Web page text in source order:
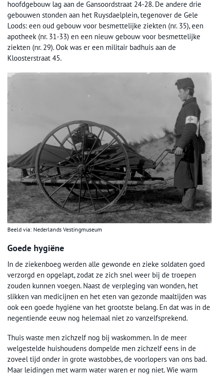
hoofdgebouw lag aan de Gansoordstraat 24-28. De andere drie
gebouwen stonden aan het Ruysdaelplein, tegenover de Gele
Loods: een oud gebouw voor besmettelijke ziekten (nr. 35), een
apotheek (nr. 31-33) en een nieuw gebouw voor besmettelijke
ziekten (nr. 29). Ook was er een militair badhuis aan de
Kloosterstraat 45.
Beeld via: Nederlands Vestingmuseum
Goede hygiëne
In de ziekenboeg werden alle gewonde en zieke soldaten goed
verzorgd en opgelapt, zodat ze zich snel weer bij de troepen
zouden kunnen voegen. Naast de verpleging van wonden, het
slikken van medicijnen en het eten van gezonde maaltijden was
ook een goede hygiëne van het grootste belang. En dat was in de
negentiende eeuw nog helemaal niet zo vanzelfsprekend.
Thuis waste men zichzelf nog bij waskommen. In de meer
welgestelde huishoudens dompelde men zichzelf eens in de
zoveel tijd onder in grote wastobbes, de voorlopers van ons bad.
Maar leidingen met warm water waren er nog niet. Wie warm